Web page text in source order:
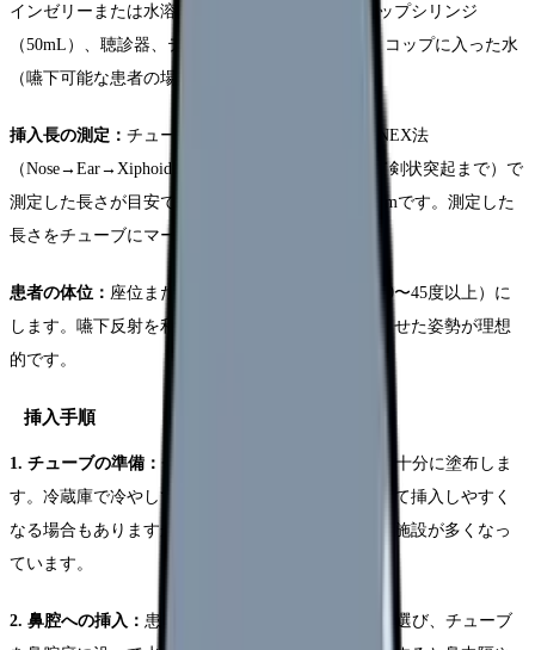
インゼリーまたは水溶性ゼリー）、カテーテルチップシリンジ
（50mL）、聴診器、テープ（チューブ固定用）、コップに入った水
（嚥下可能な患者の場合）、手袋、タオル、膿盆
挿入長の測定： チューブの挿入長を測定します。NEX法
（Nose→Ear→Xiphoid：鼻先から耳たぶを経由して剣状突起まで）で
測定した長さが目安です。一般的に成人で45〜55cmです。測定した
長さをチューブにマーキングしておきます。
患者の体位： 座位またはファウラー位（上体挙上30〜45度以上）に
します。嚥下反射を利用するため、首をやや前屈させた姿勢が理想
的です。
挿入手順
1. チューブの準備： チューブの先端に潤滑ゼリーを十分に塗布しま
す。冷蔵庫で冷やしておくと、チューブにコシが出て挿入しやすく
なる場合もありますが、近年は常温のまま挿入する施設が多くなっ
ています。
2. 鼻腔への挿入： 患者さんの通りの良い方の鼻孔を選び、チューブ